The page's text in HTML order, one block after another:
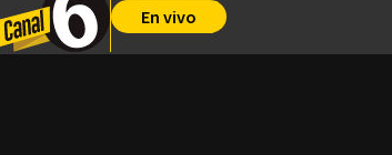
En vivo